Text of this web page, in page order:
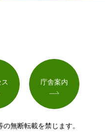
庁舎案内
無断転載を禁じます。